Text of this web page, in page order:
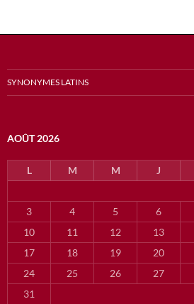
SYNONYMES LATINS
AOÛT 2026
L M M J
3
4 5 6
10
11 12 13
17
18 19 20
24
25 26 27
31